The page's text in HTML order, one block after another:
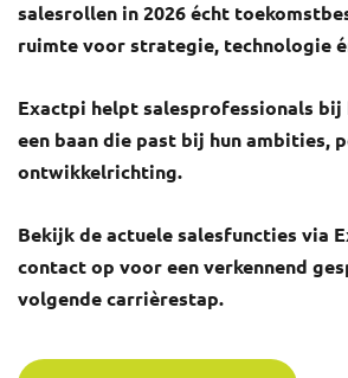
salesrollen in 2026 écht
ruimte voor strategie, technologie
Exactpi helpt salesprofessionals bij
een baan die past bij hun ambities,
ontwikkelrichting.
Bekijk de actuele salesfuncties via
contact op voor een verkennend
volgende carrièrestap.